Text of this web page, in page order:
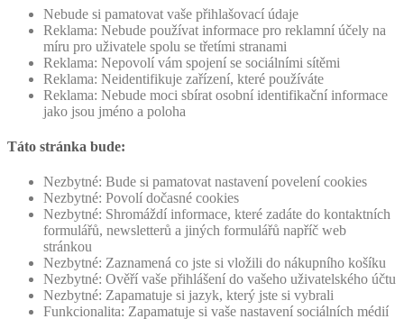
Nebude si pamatovat vaše přihlašovací údaje
Reklama: Nebude používat informace pro reklamní účely na
míru pro uživatele spolu se třetími stranami
Reklama: Nepovolí vám spojení se sociálními sítěmi
Reklama: Neidentifikuje zařízení, které používáte
Reklama: Nebude moci sbírat osobní identifikační informace
jako jsou jméno a poloha
Táto stránka bude:
Nezbytné: Bude si pamatovat nastavení povelení cookies
Nezbytné: Povolí dočasné cookies
Nezbytné: Shromáždí informace, které zadáte do kontaktních
formulářů, newsletterů a jiných formulářů napříč web
stránkou
Nezbytné: Zaznamená co jste si vložili do nákupního košíku
Nezbytné: Ověří vaše přihlášení do vašeho uživatelského účtu
Nezbytné: Zapamatuje si jazyk, který jste si vybrali
Funkcionalita: Zapamatuje si vaše nastavení sociálních médií